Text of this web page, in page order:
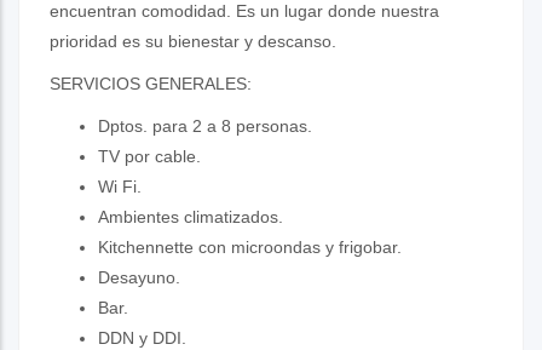
encuentran comodidad. Es un lugar donde nuestra
prioridad es su bienestar y descanso.
SERVICIOS GENERALES:
Dptos. para 2 a 8 personas.
TV por cable.
Wi Fi.
Ambientes climatizados.
Kitchennette con microondas y frigobar.
Desayuno.
Bar.
DDN y DDI.